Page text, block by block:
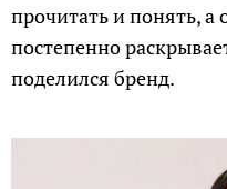
прочитать и понять,
постепенно
поделился бренд.